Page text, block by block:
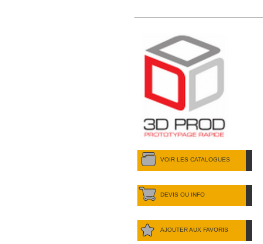
VOIR LES CATALOGUES
DEVIS OU INFO
AJOUTER AUX FAVORIS